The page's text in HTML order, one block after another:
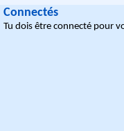
Connectés
Tu dois être connecté pour